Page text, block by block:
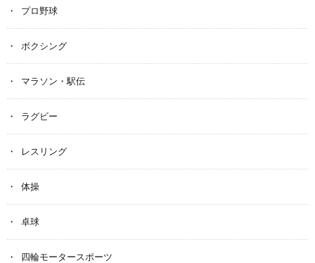
プロ野球
ボクシング
マラソン・駅伝
ラグビー
レスリング
体操
卓球
四輪モータースポーツ